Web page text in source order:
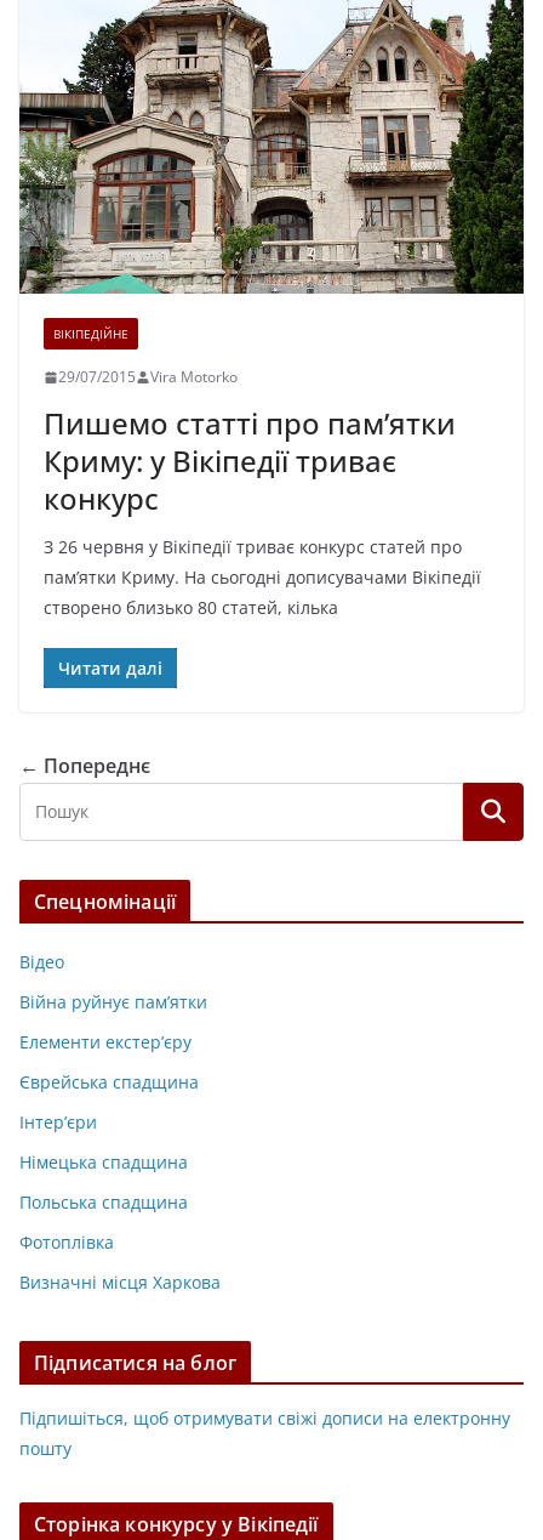
ВІКІПЕДІЙНЕ
29/07/2015 Vira Motorko
Пишемо статті про пам’ятки
Криму: у Вікіпедії триває
конкурс
З 26 червня у Вікіпедії триває конкурс статей про
пам’ятки Криму. На сьогодні дописувачами Вікіпедії
створено близько 80 статей, кілька
Читати далі
← Попереднє
Спецномінації
Відео
Війна руйнує пам’ятки
Елементи екстер’єру
Єврейська спадщина
Інтер’єри
Німецька спадщина
Польська спадщина
Фотоплівка
Визначні місця Харкова
Підписатися на блог
Підпишіться, щоб отримувати свіжі дописи на електронну
пошту
Сторінка конкурсу у Вікіпедії